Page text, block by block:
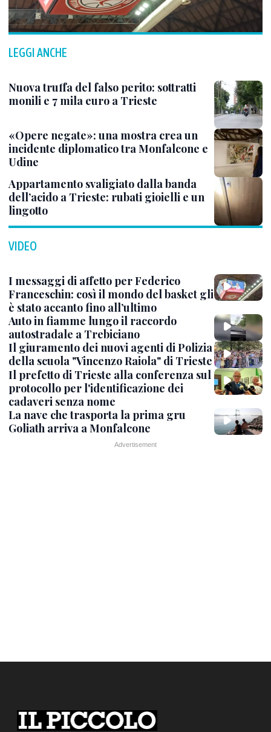
LEGGI ANCHE
Nuova truffa del falso perito: sottratti
monili e 7 mila euro a Trieste
«Opere negate»: una mostra crea un
incidente diplomatico tra Monfalcone e
Udine
Appartamento svaligiato dalla banda
dell’acido a Trieste: rubati gioielli e un
lingotto
VIDEO
I messaggi di affetto per Federico
Franceschin: così il mondo del basket gli
è stato accanto fino all’ultimo
Auto in fiamme lungo il raccordo
autostradale a Trebiciano
Il giuramento dei nuovi agenti di Polizia
della scuola "Vincenzo Raiola" di Trieste
Il prefetto di Trieste alla conferenza sul
protocollo per l'identificazione dei
cadaveri senza nome
La nave che trasporta la prima gru
Goliath arriva a Monfalcone